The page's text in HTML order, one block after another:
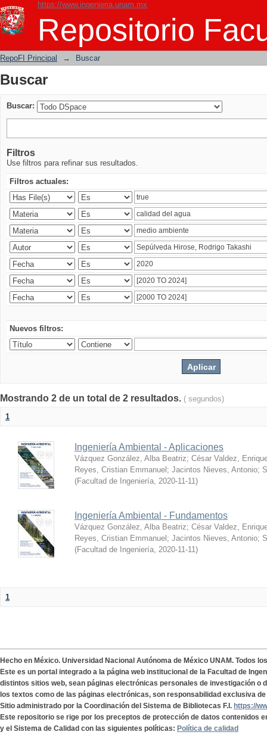
https://www.ingenieria.unam.mx
Repositorio
Buscar
RepoFI Principal → Buscar
Buscar
Buscar:
Filtros
Use filtros para refinar sus resultados.
Filtros actuales:
Nuevos filtros:
Mostrando 2 de un total de 2 resultados. ( segundos)
1
Ingeniería Ambiental - Aplicaciones
Vázquez González, Alba Beatriz; César Valdez,
Reyes, Cristian Emmanuel ; Jacintos Nieves, Antonio;
(Facultad de Ingeniería, 2020-11-11)
Ingeniería Ambiental - Fundamentos
Vázquez González, Alba Beatriz; César Valdez,
Reyes, Cristian Emmanuel ; Jacintos Nieves, Antonio;
(Facultad de Ingeniería, 2020-11-11)
1
Hecho en México. Universidad Nacional Autónoma de México UNAM. Todos
Este es un portal integrado a la página web institucional de la Facultad de
distintos sitios web, sean páginas electrónicas personales de investigación o
los textos como de las páginas electrónicas, son responsabilidad exclusiva
Sitio administrado por la Coordinación del Sistema de Bibliotecas F.I. https://
Este repositorio se rige por los preceptos de protección de datos contenidos
y el Sistema de Calidad con las siguientes políticas: Política de calidad